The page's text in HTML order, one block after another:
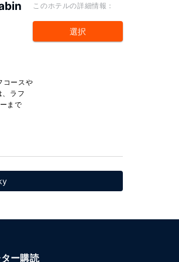
コースや
、ラフ
まで
このホテルの詳細情報：
選択
ー購読